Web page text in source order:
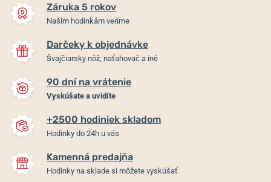
Záruka 5 rokov
Našim hodinkám veríme
Darčeky k objednávke
Švajčiarsky nôž, naťahovač a iné
90 dní na vrátenie
Vyskúšate a uvidíte
+2500 hodiniek skladom
Hodinky do 24h u vás
Kamenná predajňa
Hodinky na sklade si môžete vyskúšať